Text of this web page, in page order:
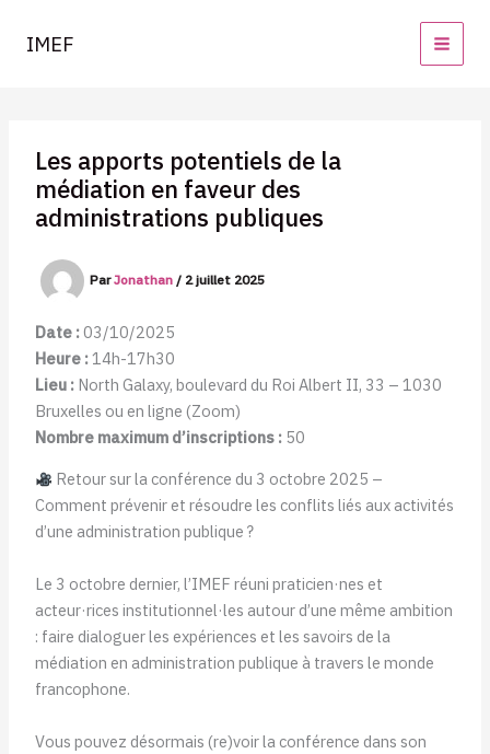
IMEF
Les apports potentiels de la
médiation en faveur des
administrations publiques
ParJonathan / 2 juillet 2025
Date :03/10/2025
Heure :14h-17h30
Lieu : North Galaxy, boulevard du Roi Albert II, 33 – 1030
Bruxelles ou en ligne (Zoom)
Nombre maximum d’inscriptions :50
Retour sur la conférence du 3 octobre 2025 –
Comment prévenir et résoudre les conflits liés aux activités
d’une administration publique ?
Le 3 octobre dernier, l’IMEF réuni praticien·nes et
acteur·rices institutionnel·les autour d’une même ambition
: faire dialoguer les expériences et les savoirs de la
médiation en administration publique à travers le monde
francophone.
Vous pouvez désormais (re)voir la conférence dans son